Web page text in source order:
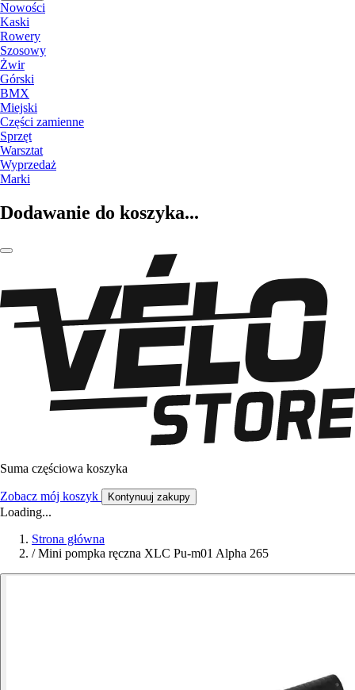
Nowości
Kaski
Rowery
Szosowy
Żwir
Górski
BMX
Miejski
Części zamienne
Sprzęt
Warsztat
Wyprzedaż
Marki
Dodawanie do koszyka...
Suma częściowa koszyka
Zobacz mój koszyk Kontynuuj zakupy
Loading...
Strona główna
/ Mini pompka ręczna XLC Pu-m01 Alpha 265